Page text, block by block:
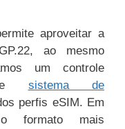
aproveitar a
ao mesmo
um controle
e sistema de
perfis eSIM. Em
o formato mais